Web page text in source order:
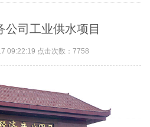
公司工业供水项目
09:22:19 点击次数：7758